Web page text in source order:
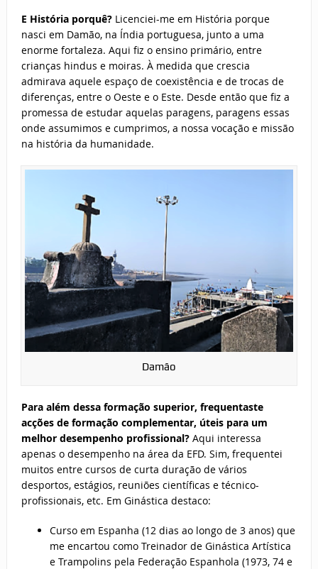
E História porquê? Licenciei-me em História porque
nasci em Damão, na Índia portuguesa, junto a uma
enorme fortaleza. Aqui fiz o ensino primário, entre
crianças hindus e moiras. À medida que crescia
admirava aquele espaço de coexistência e de trocas de
diferenças, entre o Oeste e o Este. Desde então que fiz a
promessa de estudar aquelas paragens, paragens essas
onde assumimos e cumprimos, a nossa vocação e missão
na história da humanidade.
Damão
Para além dessa formação superior, frequentaste
acções de formação complementar, úteis para um
melhor desempenho profissional? Aqui interessa
apenas o desempenho na área da EFD. Sim, frequentei
muitos entre cursos de curta duração de vários
desportos, estágios, reuniões científicas e técnico-
profissionais, etc. Em Ginástica destaco:
Curso em Espanha (12 dias ao longo de 3 anos) que
me encartou como Treinador de Ginástica Artística
e Trampolins pela Federação Espanhola (1973, 74 e